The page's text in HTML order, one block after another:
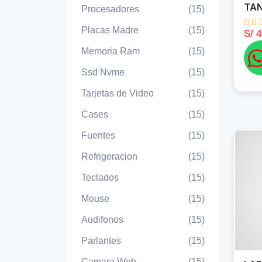
Procesadores (15)
Placas Madre (15)
Memoria Ram (15)
Ssd Nvme (15)
Tarjetas de Video (15)
Cases (15)
Fuentes (15)
Refrigeracion (15)
Teclados (15)
Mouse (15)
Audifonos (15)
Parlantes (15)
S/